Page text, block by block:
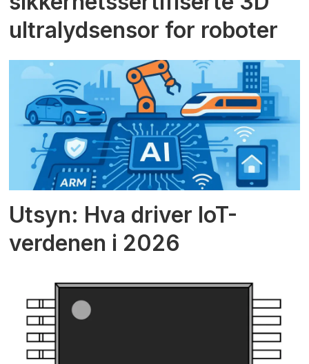
ultralydsensor for roboter
Utsyn: Hva driver IoT-
verdenen i 2026